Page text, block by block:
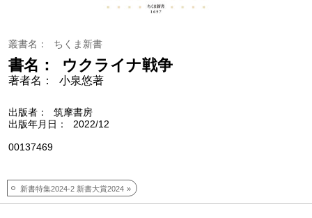
叢書名 ちくま新書
書名 ウクライナ戦争
著者名 小泉悠著
出版者
筑摩書房
出版年月日
2022/12
00137469
新書特集2024-2 新書大賞2024